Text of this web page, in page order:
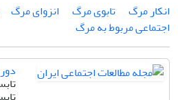
انکار مرگ
تابوی مرگ انزوای مرگ
اجتماعی مربوط به مرگ
دوره